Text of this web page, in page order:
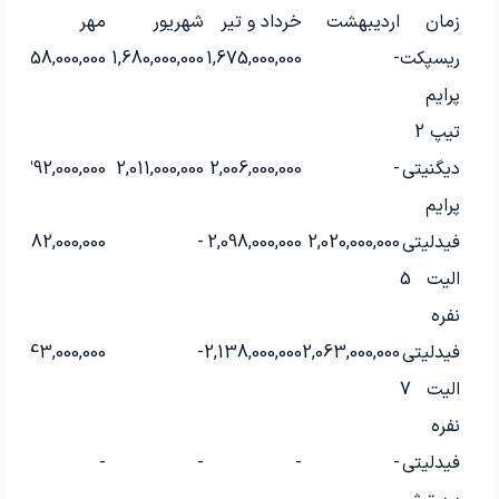
زمان اردیبهشت خرداد و تیر شهریور مهر
ریسپکت
پرایم
تیپ 2
-
1,675,000,000
1,680,000,000
1,758,000,000
دیگنیتی
پرایم
-
2,006,000,000
2,011,000,000
2,292,000,000
فیدلیتی
الیت 5
نفره
2,020,000,000
2,098,000,000
-
2,182,000,000
فیدلیتی
الیت 7
نفره
2,063,000,000
2,138,000,000
-
2,243,000,000
فیدلیتی-
-
-
-